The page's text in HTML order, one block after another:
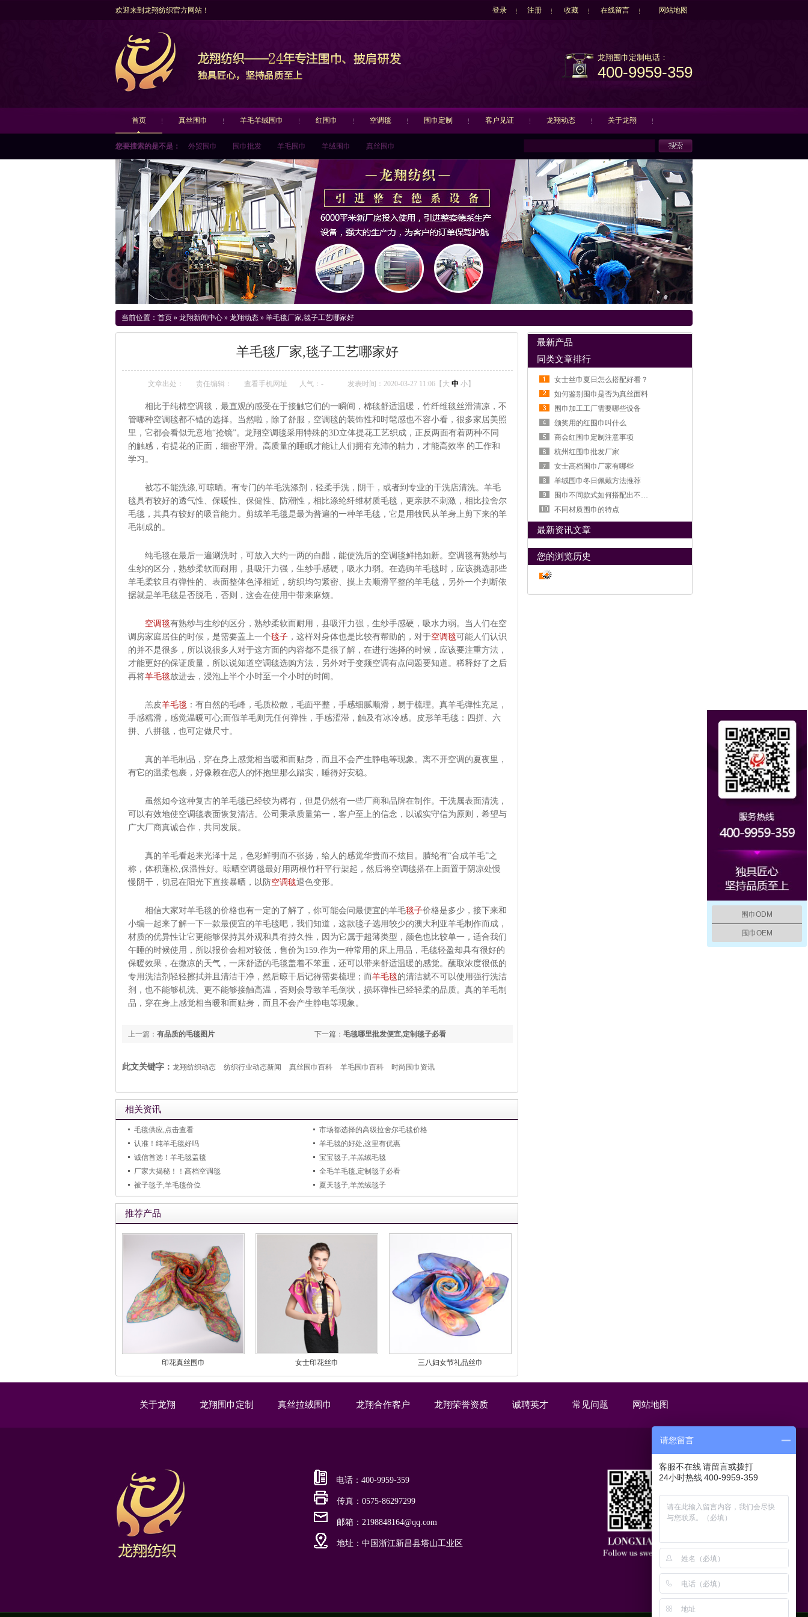
登录 注册 收藏 在线留言 网站地图
欢迎来到龙翔纺织官方网站！
龙翔围巾定制电话：
400-9959-359
首页 真丝围巾 羊毛羊绒围巾 红围巾 空调毯 围巾定制 客户见证 龙翔动态 关于龙翔
您要搜索的是不是： 外贸围巾 围巾批发 羊毛围巾 羊绒围巾 真丝围巾
当前位置： 首页 » 龙翔新闻中心 » 龙翔动态 » 羊毛毯厂家,毯子工艺哪家好
羊毛毯厂家,毯子工艺哪家好
文章出处： 责任编辑： 查看手机网址 人气： - 发表时间：2020-03-27 11:06【 大 中 小】
相比于纯棉空调毯，最直观的感受在于接触它们的一瞬间，棉毯舒适温暖，竹纤维毯丝滑清凉，不
管哪种空调毯都不错的选择。当然啦，除了舒服，空调毯的装饰性和时髦感也不容小看，很多家居美照
里，它都会看似无意地“抢镜”。龙翔空调毯采用特殊的3D立体提花工艺织成，正反两面有着两种不同
的触感，有提花的正面，细密平滑。高质量的睡眠才能让人们拥有充沛的精力，才能高效率 的工作和
学习。
被芯不能洗涤,可晾晒。有专门的羊毛洗涤剂，轻柔手洗，阴干，或者到专业的干洗店清洗。羊毛
毯具有较好的透气性、保暖性、保健性、防潮性，相比涤纶纤维材质毛毯，更亲肤不刺激，相比拉舍尔
毛毯，其具有较好的吸音能力。剪绒羊毛毯是最为普遍的一种羊毛毯，它是用牧民从羊身上剪下来的羊
毛制成的。
纯毛毯在最后一遍涮洗时，可放入大约一两的白醋，能使洗后的空调毯鲜艳如新。空调毯有熟纱与
生纱的区分，熟纱柔软而耐用，县吸汗力强，生纱手感硬，吸水力弱。在选购羊毛毯时，应该挑选那些
羊毛柔软且有弹性的、表面整体色泽相近，纺织均匀紧密、摸上去顺滑平整的羊毛毯，另外一个判断依
据就是羊毛毯是否脱毛，否则，这会在使用中带来麻烦。
空调毯有熟纱与生纱的区分，熟纱柔软而耐用，县吸汗力强，生纱手感硬，吸水力弱。当人们在空
调房家庭居住的时候，是需要盖上一个毯子 ，这样对身体也是比较有帮助的，对于空调毯可能人们认识
的并不是很多，所以说很多人对于这方面的内容都不是很了解，在进行选择的时候，应该要注重方法，
才能更好的保证质量，所以说知道空调毯选购方法，另外对于变频空调有点问题要知道。稀释好了之后
再将羊毛毯放进去，浸泡上半个小时至一个小时的时间。
羔皮羊毛毯 ：有自然的毛峰，毛质松散，毛面平整，手感细腻顺滑，易于梳理。真羊毛弹性充足，
手感糯滑，感觉温暖可心;而假羊毛则无任何弹性，手感涩滞，触及有冰冷感。皮形羊毛毯：四拼、六
拼、八拼毯，也可定做尺寸。
真的羊毛制品，穿在身上感觉相当暖和而贴身，而且不会产生静电等现象。离不开空调的夏夜里，
有它的温柔包裹，好像赖在恋人的怀抱里那么踏实，睡得好安稳。
虽然如今这种复古的羊毛毯已经较为稀有，但是仍然有一些厂商和品牌在制作。干洗属表面清洗，
可以有效地使空调毯表面恢复清洁。公司秉承质量第一，客户至上的信念，以诚实守信为原则，希望与
广大厂商真诚合作，共同发展。
真的羊毛看起来光泽十足，色彩鲜明而不张扬，给人的感觉华贵而不炫目。腈纶有“合成羊毛”之
称，体积蓬松,保温性好。晾晒空调毯最好用两根竹杆平行架起，然后将空调毯搭在上面置于阴凉处慢
慢阴干，切忌在阳光下直接暴晒，以防空调毯退色变形。
相信大家对羊毛毯的价格也有一定的了解了，你可能会问最便宜的羊毛毯子价格是多少，接下来和
小编一起来了解一下一款最便宜的羊毛毯吧，我们知道，这款毯子选用较少的澳大利亚羊毛制作而成，
材质的优异性让它更能够保持其外观和具有持久性，因为它属于超薄类型，颜色也比较单一，适合我们
午睡的时候使用，所以报价会相对较低，售价为159.作为一种常用的床上用品，毛毯轻盈却具有很好的
保暖效果，在微凉的天气，一床舒适的毛毯盖着不笨重，还可以带来舒适温暖的感觉。蘸取浓度很低的
专用洗洁剂轻轻擦拭并且清洁干净，然后晾干后记得需要梳理；而羊毛毯的清洁就不可以使用强行洗洁
剂，也不能够机洗、更不能够接触高温，否则会导致羊毛倒状，损坏弹性已经轻柔的品质。真的羊毛制
品，穿在身上感觉相当暖和而贴身，而且不会产生静电等现象。
下一篇： 毛毯哪里批发便宜,定制毯子必看
上一篇： 有品质的毛毯图片
此文关键字： 龙翔纺织动态 纺织行业动态新闻 真丝围巾百科 羊毛围巾百科 时尚围巾资讯
相关资讯
毛毯供应,点击查看
市场都选择的高级拉舍尔毛毯价格
认准！纯羊毛毯好吗
羊毛毯的好处,这里有优惠
诚信首选！羊毛毯盖毯
宝宝毯子,羊羔绒毛毯
厂家大揭秘！！高档空调毯
全毛羊毛毯,定制毯子必看
被子毯子,羊毛毯价位
夏天毯子,羊羔绒毯子
推荐产品
印花真丝围巾 女士印花丝巾 三八妇女节礼品丝巾
最新产品
同类文章排行
女士丝巾夏日怎么搭配好看？
如何鉴别围巾是否为真丝面料
围巾加工工厂需要哪些设备
颁奖用的红围巾叫什么
商会红围巾定制注意事项
杭州红围巾批发厂家
女士高档围巾厂家有哪些
羊绒围巾冬日佩戴方法推荐
围巾不同款式如何搭配出不一样的感觉
不同材质围巾的特点
最新资讯文章
您的浏览历史
关于龙翔 龙翔围巾定制 真丝拉绒围巾 龙翔合作客户 龙翔荣誉资质 诚聘英才 常见问题 网站地图
电话：400-9959-359
传真：0575-86297299
邮箱：2198848164@qq.com
地址：中国浙江新昌县塔山工业区
围巾ODM
围巾OEM
请您留言
客服不在线 请留言或拨打
24小时热线 400-9959-359